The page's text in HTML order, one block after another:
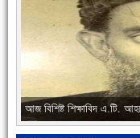
আজ বিশিষ্ট শিক্ষাবিদ এ.টি.